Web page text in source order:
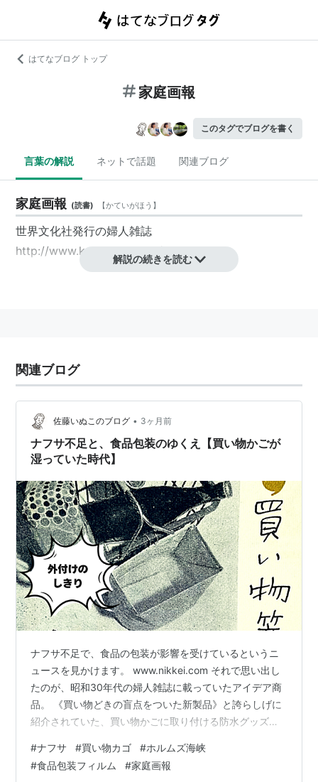
はてなブログ トップ
家庭画報
このタグでブログを書く
言葉の解説 ネットで話題 関連ブログ
家庭画報 (読書) 【かていがほう 】
世界文化社発行の婦人雑誌
http://www.kateigaho.com/
解説の続きを読む
関連ブログ
佐藤いぬこのブログ • 3ヶ月前
ナフサ不足と、食品包装のゆくえ【買い物かごが
湿っていた時代】
ナフサ不足で、食品の包装が影響を受けているというニ
ュースを見かけます。 www.nikkei.com それで思い出し
たのが、昭和30年代の婦人雑誌に載っていたアイデア商
品。 《買い物どきの盲点をついた新製品》と誇らしげに
紹介されていた、買い物かごに取り付ける防水グッズで
は、今のゴージャスな誌面ではなく、暮しの手帖を完コ
ピしていた。 忙しく買い物をしていると、つい、なま魚
#ナフサ #買い物カゴ #ホルムズ海峡
#食品包装フィルム #家庭画報